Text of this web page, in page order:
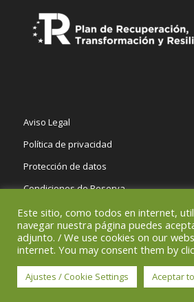
Aviso Legal
Política de privacidad
Protección de datos
Condiciones de Reserva
© Copyright - El Tío Pablo Tresviso - Enfold
Aviso Legal
Política de privacidad
Este sitio, como todos en internet,
navegar nuestra página puedes
adjunto. / We use cookies on our
internet. You may consent them by
Ajustes / Cookie Settings Aceptar